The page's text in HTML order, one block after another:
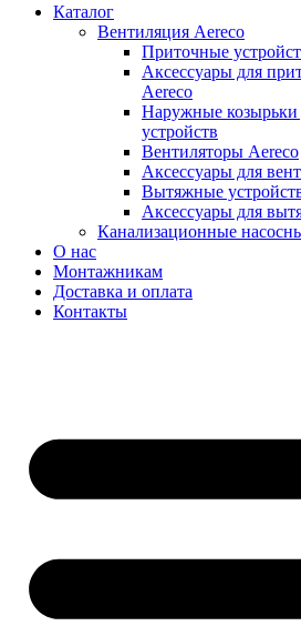
Каталог
Вентиляция Aereco
Приточные
Аксессуары для
Aereco
Наружные
устройств
Вентиляторы Aereco
Аксессуары для
Вытяжные
Аксессуары для
Канализационные
О нас
Монтажникам
Доставка и оплата
Контакты